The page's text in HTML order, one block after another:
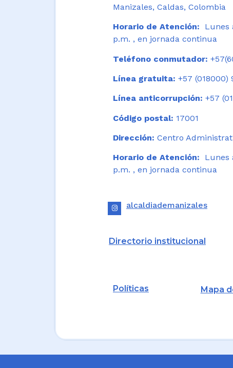
Manizales, Caldas, Colombia
Horario de Atención:
Lunes
p.m. , en jornada continua
Teléfono conmutador:
Línea gratuita: +57 (018000)
Línea anticorrupción: +57
Código postal: 17001
Dirección: Centro
Horario de Atención: Lunes
p.m. , en jornada continua
alcaldiademanizales
Directorio institucional
Políticas Mapa